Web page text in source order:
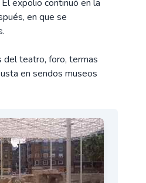
expolio continuó en la
en que se
del teatro, foro, termas
en sendos museos